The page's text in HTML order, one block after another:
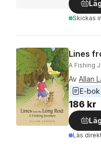
Skickas
Lines
A Fishing
Av Allan
E-bok
186 kr
Läs